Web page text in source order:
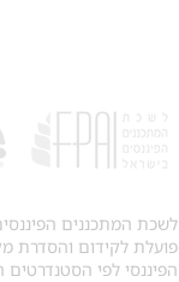
לשכת המתכננים
פועלת לקידום והסדרת
הפיננסי לפי הסטנדרטים